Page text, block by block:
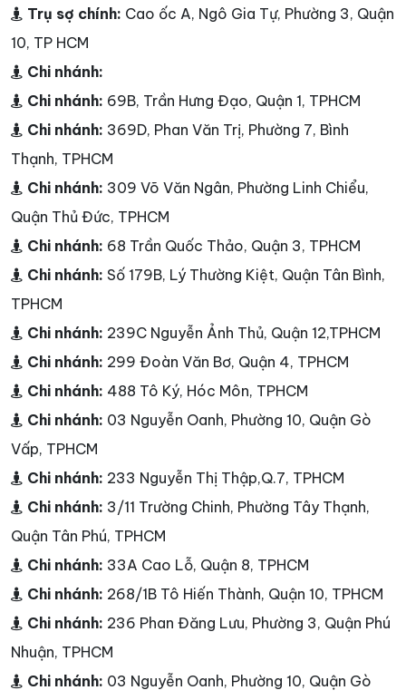
Trụ sợ chính: Cao ốc A, Ngô Gia Tự, Phường 3, Quận
10, TP HCM
Chi nhánh:
Chi nhánh: 69B, Trần Hưng Đạo, Quận 1, TPHCM
Chi nhánh: 369D, Phan Văn Trị, Phường 7, Bình
Thạnh, TPHCM
Chi nhánh: 309 Võ Văn Ngân, Phường Linh Chiểu,
Quận Thủ Đức, TPHCM
Chi nhánh: 68 Trần Quốc Thảo, Quận 3, TPHCM
Chi nhánh: Số 179B, Lý Thường Kiệt, Quận Tân Bình,
TPHCM
Chi nhánh: 239C Nguyễn Ảnh Thủ, Quận 12,TPHCM
Chi nhánh: 299 Đoàn Văn Bơ, Quận 4, TPHCM
Chi nhánh: 488 Tô Ký, Hóc Môn, TPHCM
Chi nhánh: 03 Nguyễn Oanh, Phường 10, Quận Gò
Vấp, TPHCM
Chi nhánh: 233 Nguyễn Thị Thập,Q.7, TPHCM
Chi nhánh: 3/11 Trường Chinh, Phường Tây Thạnh,
Quận Tân Phú, TPHCM
Chi nhánh: 33A Cao Lỗ, Quận 8, TPHCM
Chi nhánh: 268/1B Tô Hiến Thành, Quận 10, TPHCM
Chi nhánh: 236 Phan Đăng Lưu, Phường 3, Quận Phú
Nhuận, TPHCM
Chi nhánh: 03 Nguyễn Oanh, Phường 10, Quận Gò